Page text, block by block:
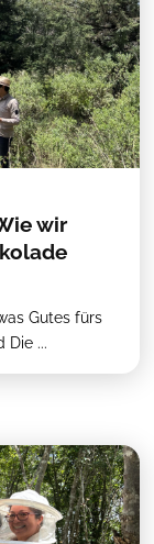
wir
Gutes fürs
Die ...